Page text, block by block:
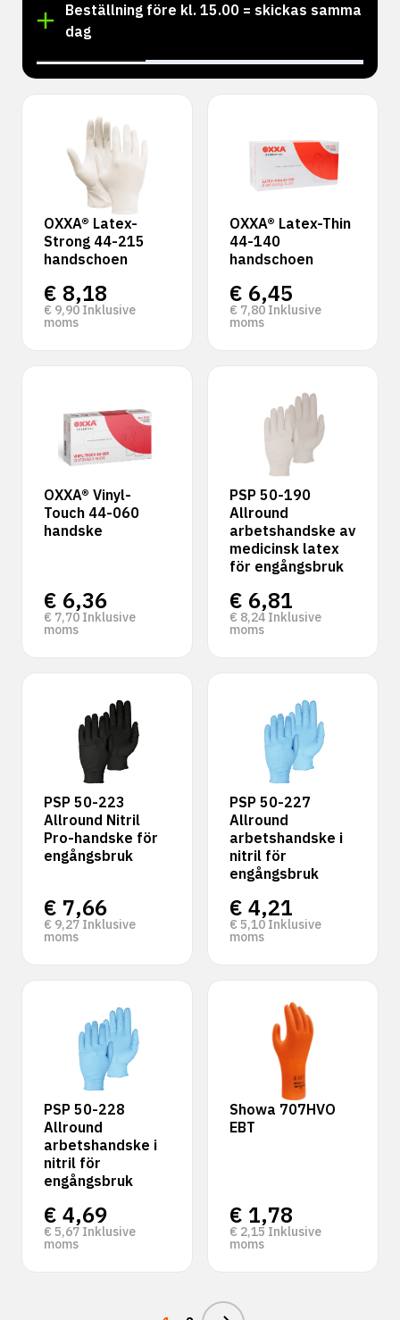
Beställning före kl. 15.00 = skickas samma
dag
OXXA® Latex-
Strong 44-215
handschoen
€ 8,18
€ 9,90 Inklusive
moms
OXXA® Latex-Thin
44-140
handschoen
€ 6,45
€ 7,80 Inklusive
moms
OXXA® Vinyl-
Touch 44-060
handske
€ 6,36
€ 7,70 Inklusive
moms
PSP 50-190
Allround
arbetshandske av
medicinsk latex
för engångsbruk
€ 6,81
€ 8,24 Inklusive
moms
PSP 50-223
Allround Nitril
Pro-handske för
engångsbruk
€ 7,66
€ 9,27 Inklusive
moms
PSP 50-227
Allround
arbetshandske i
nitril för
engångsbruk
€ 4,21
€ 5,10 Inklusive
moms
PSP 50-228
Allround
arbetshandske i
nitril för
engångsbruk
€ 4,69
€ 5,67 Inklusive
moms
Showa 707HVO
EBT
€ 1,78
€ 2,15 Inklusive
moms